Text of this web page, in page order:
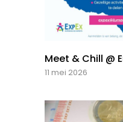
Meet & Chill @
11 mei 2026